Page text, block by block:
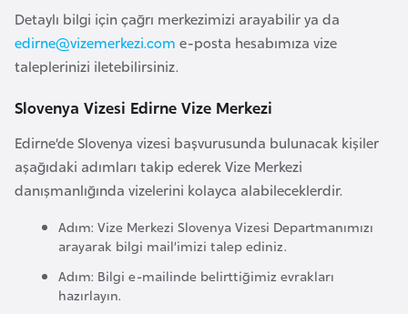
Detaylı bilgi için çağrı merkezimizi arayabilir ya da
edirne@vizemerkezi.com e-posta hesabımıza vize
taleplerinizi iletebilirsiniz.
Slovenya Vizesi Edirne Vize Merkezi
Edirne’de Slovenya vizesi başvurusunda bulunacak kişiler
aşağıdaki adımları takip ederek Vize Merkezi
danışmanlığında vizelerini kolayca alabileceklerdir.
Adım: Vize Merkezi Slovenya Vizesi Departmanımızı
arayarak bilgi mail’imizi talep ediniz.
Adım: Bilgi e-mailinde belirttiğimiz evrakları
hazırlayın.
r
u
s
e
l
ç